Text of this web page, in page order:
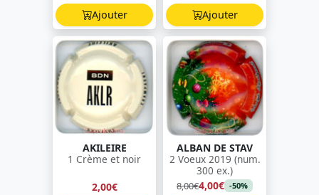
Ajouter Ajouter
AKILEIRE
1 Crème et noir
2,00€
ALBAN DE STAV
2 Voeux 2019 (num.
300 ex.)
8,00€4,00€ -50%